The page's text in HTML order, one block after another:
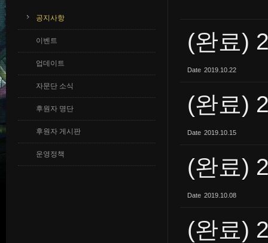
공지사항
이벤트
업데이트
자문단 소식
후원자 명단
후원자 게시판
운영정책
(완료)
Date 2019.10.22
(완료)
Date 2019.10.15
(완료)
Date 2019.10.08
(완료)